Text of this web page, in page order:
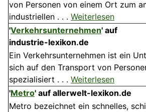
von Personen von einem Ort zum
industriellen . . . Weiterlesen
'Verkehrsunternehmen' auf
industrie-lexikon.de
Ein Verkehrsunternehmen ist ein
sich auf den Transport von
spezialisiert . . . Weiterlesen
'Metro' auf allerwelt-lexikon.de
Metro bezeichnet ein schnelles,